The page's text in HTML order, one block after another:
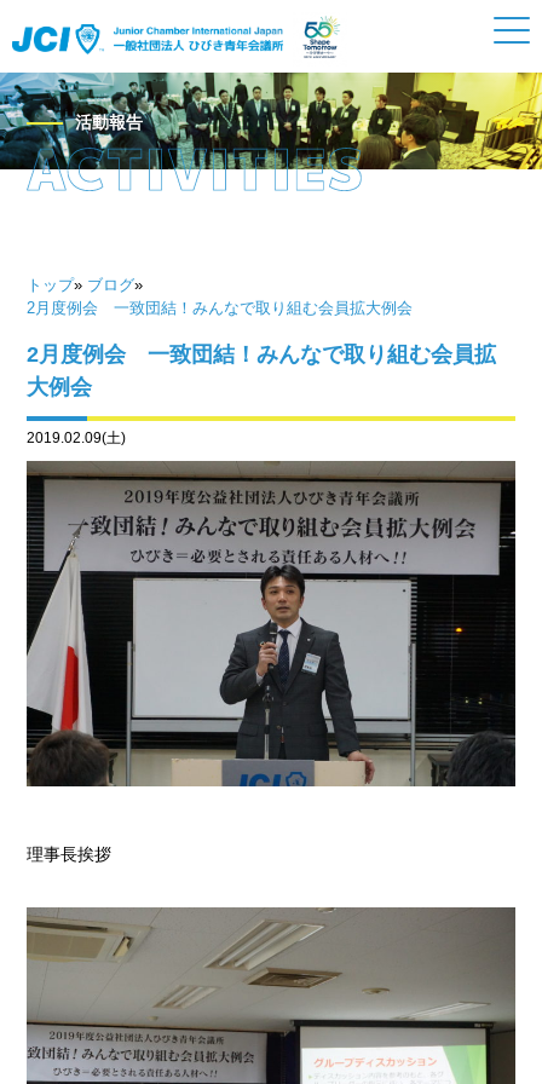
活動報告
トップ» ブログ»
2月度例会 一致団結！みんなで取り組む会員拡大例会
2月度例会 一致団結！みんなで取り組む会員拡
大例会
2019.02.09(土)
理事長挨拶